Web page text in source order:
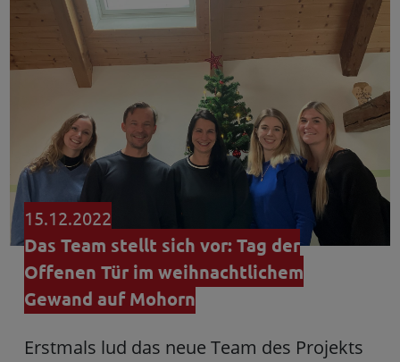
15.12.2022
Das Team stellt sich vor: Tag der
Offenen Tür im weihnachtlichem
Gewand auf Mohorn
Erstmals lud das neue Team des Projekts